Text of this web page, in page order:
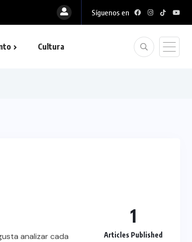
Síguenos en
Cultura
analizar cada
1
Articles Published